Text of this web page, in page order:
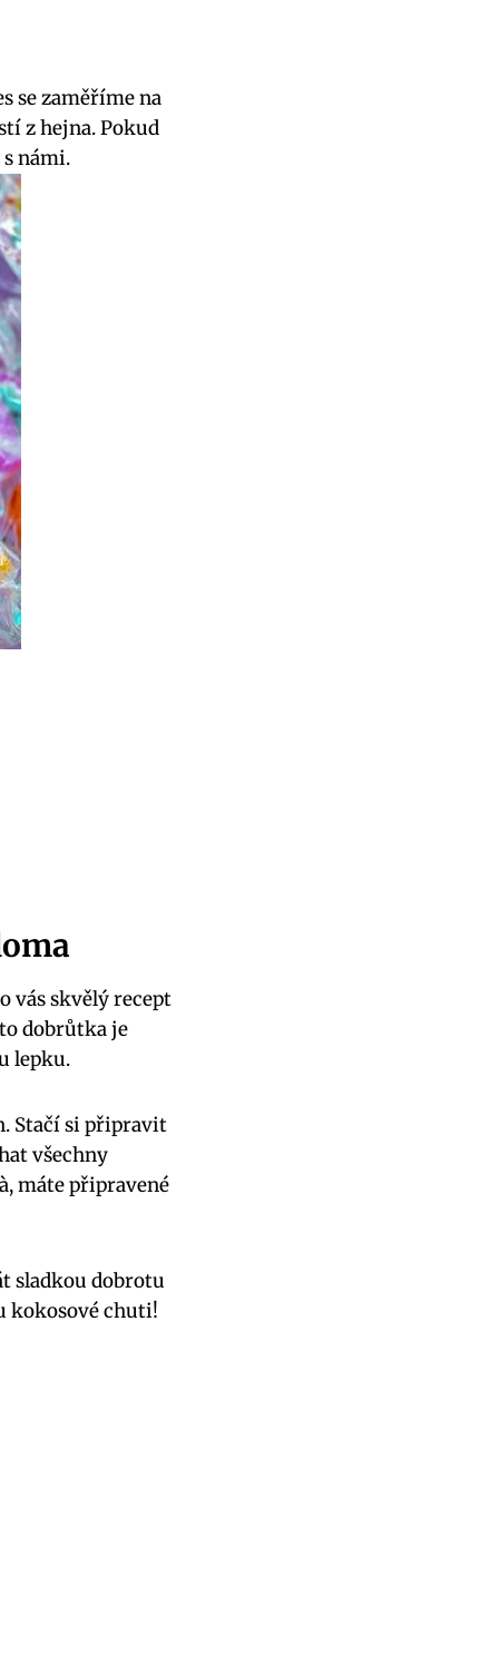
se zaměříme na
z hejna. Pokud
námi.
vás skvělý recept
dobrůtka je
lepku.
Stačí si připravit
všechny
máte připravené
sladkou dobrotu
kokosové chuti!